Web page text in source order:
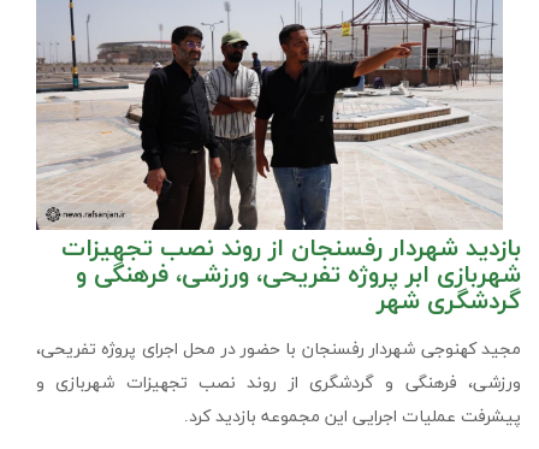
بازدید شهردار رفسنجان از روند نصب تجهیزات
شهربازی ابر پروژه تفریحی، ورزشی، فرهنگی و
گردشگری شهر
مجید کهنوجی شهردار رفسنجان با حضور در محل اجرای پروژه تفریحی،
ورزشی، فرهنگی و گردشگری از روند نصب تجهیزات شهربازی و
پیشرفت عملیات اجرایی این مجموعه بازدید کرد.